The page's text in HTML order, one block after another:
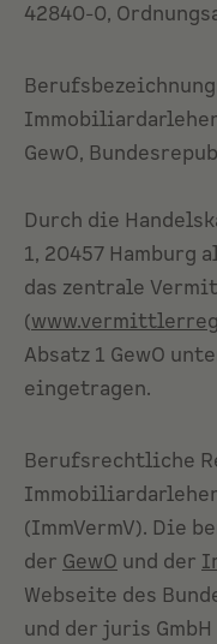
42840-0,
GewO,
Durch die
1, 20457 Hamburg
das zentrale
(
Absatz 1 GewO
eingetragen.
Berufsrechtliche
(ImmVermV). Die
der GewO und der
Webseite des
und der juris GmbH